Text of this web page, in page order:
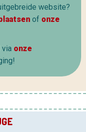
website?
of onze
via onze